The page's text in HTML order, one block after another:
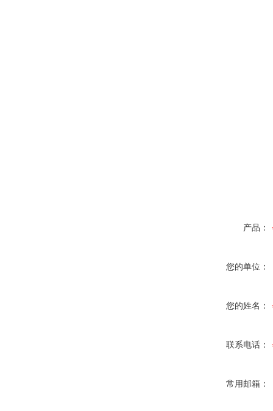
产品：
您的单位：
您的姓名：
联系电话：
常用邮箱：